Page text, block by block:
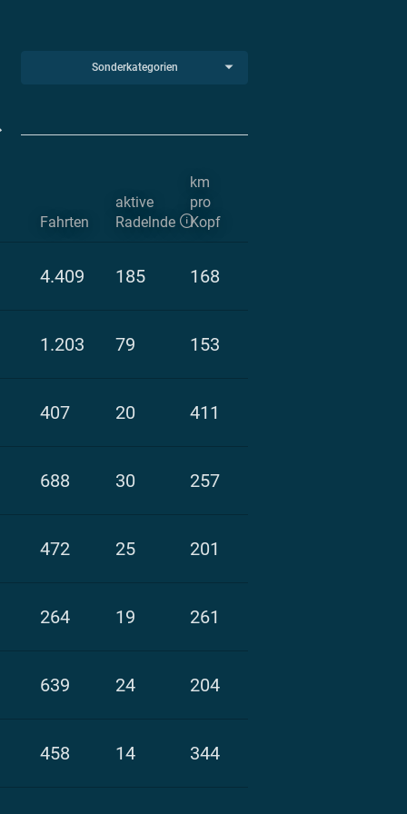
Sonderkategorien
Fahrten
aktive
Radelnde
km
pro
Kopf
4.409 185 168
1.203 79 153
407 20 411
688 30 257
472 25 201
264 19 261
639 24 204
458 14 344